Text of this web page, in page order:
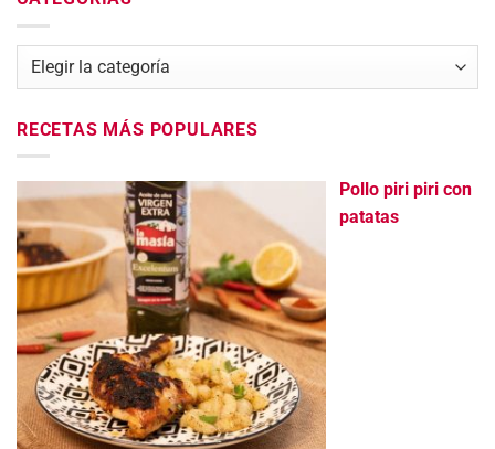
Categorías
RECETAS MÁS POPULARES
Pollo piri piri con
patatas